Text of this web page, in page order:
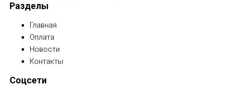
Разделы
Главная
Оплата
Новости
Контакты
Соцсети